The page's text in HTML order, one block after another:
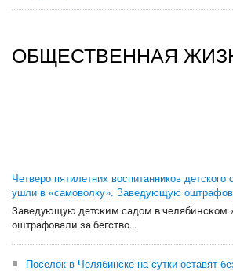
ОБЩЕСТВЕННАЯ
Четверо пятилетних воспитанников
ушли в «самоволку». Заведующую
Заведующую детским садом в челябинском
оштрафовали за бегство...
Поселок в Челябинске на сутки оставят